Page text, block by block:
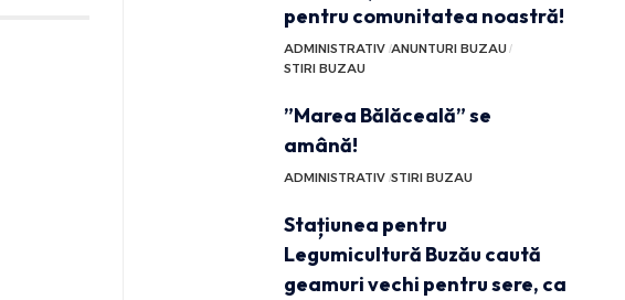
pentru comunitatea noastră!
ADMINISTRATIV ANUNTURI BUZAU
STIRI BUZAU
”Marea Bălăceală” se
amână!
ADMINISTRATIV STIRI BUZAU
Stațiunea pentru
Legumicultură Buzău caută
geamuri vechi pentru sere, ca